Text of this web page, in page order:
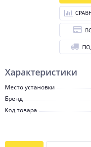
Характеристики
Место установки
Бренд
Код товара